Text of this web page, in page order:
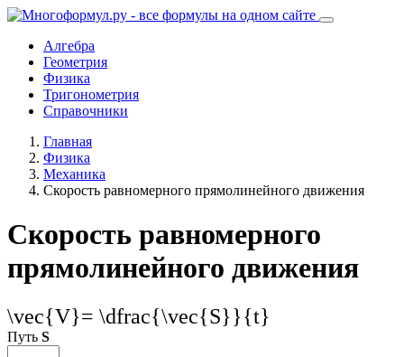
Алгебра
Геометрия
Физика
Тригонометрия
Справочники
Главная
Физика
Механика
Скорость равномерного прямолинейного движения
Скорость равномерного
прямолинейного движения
\vec{V}= \dfrac{\vec{S}}{t}
Путь S